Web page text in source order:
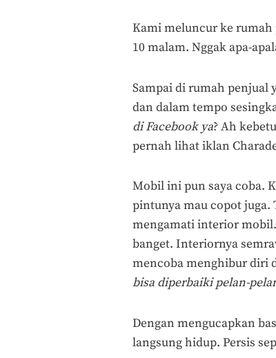
Kami meluncur ke
10 malam. Nggak apa-
Sampai di rumah penjual
dan dalam tempo
diFacebook ya? Ah
pernah lihat iklan
Mobil ini pun saya coba.
pintunya mau copot juga.
mengamati interior
banget. Interiornya
mencoba menghibur diri
bisa diperbaiki pelan-
Dengan mengucapkan
langsung hidup. Persis